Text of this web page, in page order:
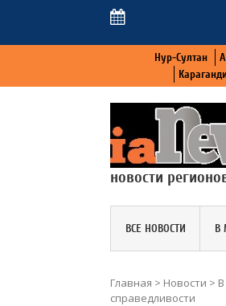
Нур-Султан
новости
ВСЕ НОВОСТИ В
Главная > Новости >
справедливости